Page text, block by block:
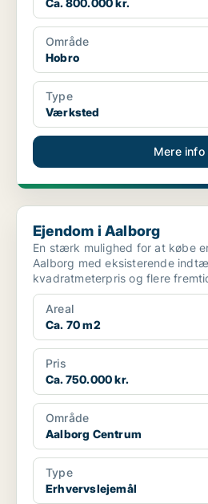
Ca. 800.000 kr.
Område
Hobro
Type
Værksted
Mere info
Ejendom i Aalborg
Ejendom i Aalborg
En stærk mulighed for at købe
Aalborg med eksisterende
kvadratmeterpris og flere
anvendelsesmuligheder📈 • ...
Areal
Ca. 70 m2
Pris
Ca. 750.000 kr.
Område
Aalborg Centrum
Type
Erhvervslejemål